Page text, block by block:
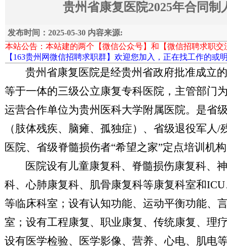
贵州省康复医院2025年合同
发布时间：2025-05-30 内容来源:
本站公告：本站建的两个【微信公众号】和【微信招聘求职
【163贵州网微信招聘求职群】欢迎您加入，正在找工作的
贵州省康复医院是经贵州省政府批准成立
等于一体的三级公立康复专科医院，主管部门
运营合作单位为贵州医科大学附属医院。是省
（肢体残疾、脑瘫、孤独症）、省级退役军人/
医院、省级脊髓损伤者“希望之家”定点培训机
医院设有儿童康复科、脊髓损伤康复科、
科、心肺康复科、肌骨康复科等康复科室和
等临床科室；设有认知功能、运动平衡功能、
室；设有工程康复、职业康复、传统康复、理
设有医学检验、医学影像、营养、心电、肌电